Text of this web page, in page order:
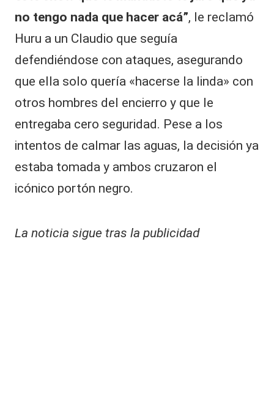
no tengo nada que hacer acá”, le reclamó
Huru a un Claudio que seguía
defendiéndose con ataques, asegurando
que ella solo quería «hacerse la linda» con
otros hombres del encierro y que le
entregaba cero seguridad. Pese a los
intentos de calmar las aguas, la decisión ya
estaba tomada y ambos cruzaron el
icónico portón negro.
La noticia sigue tras la publicidad